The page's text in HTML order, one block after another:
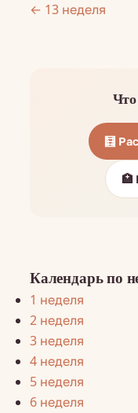
← 13 неделя
Календарь по
1 неделя
2 неделя
3 неделя
4 неделя
5 неделя
6 неделя
🧮
🏥